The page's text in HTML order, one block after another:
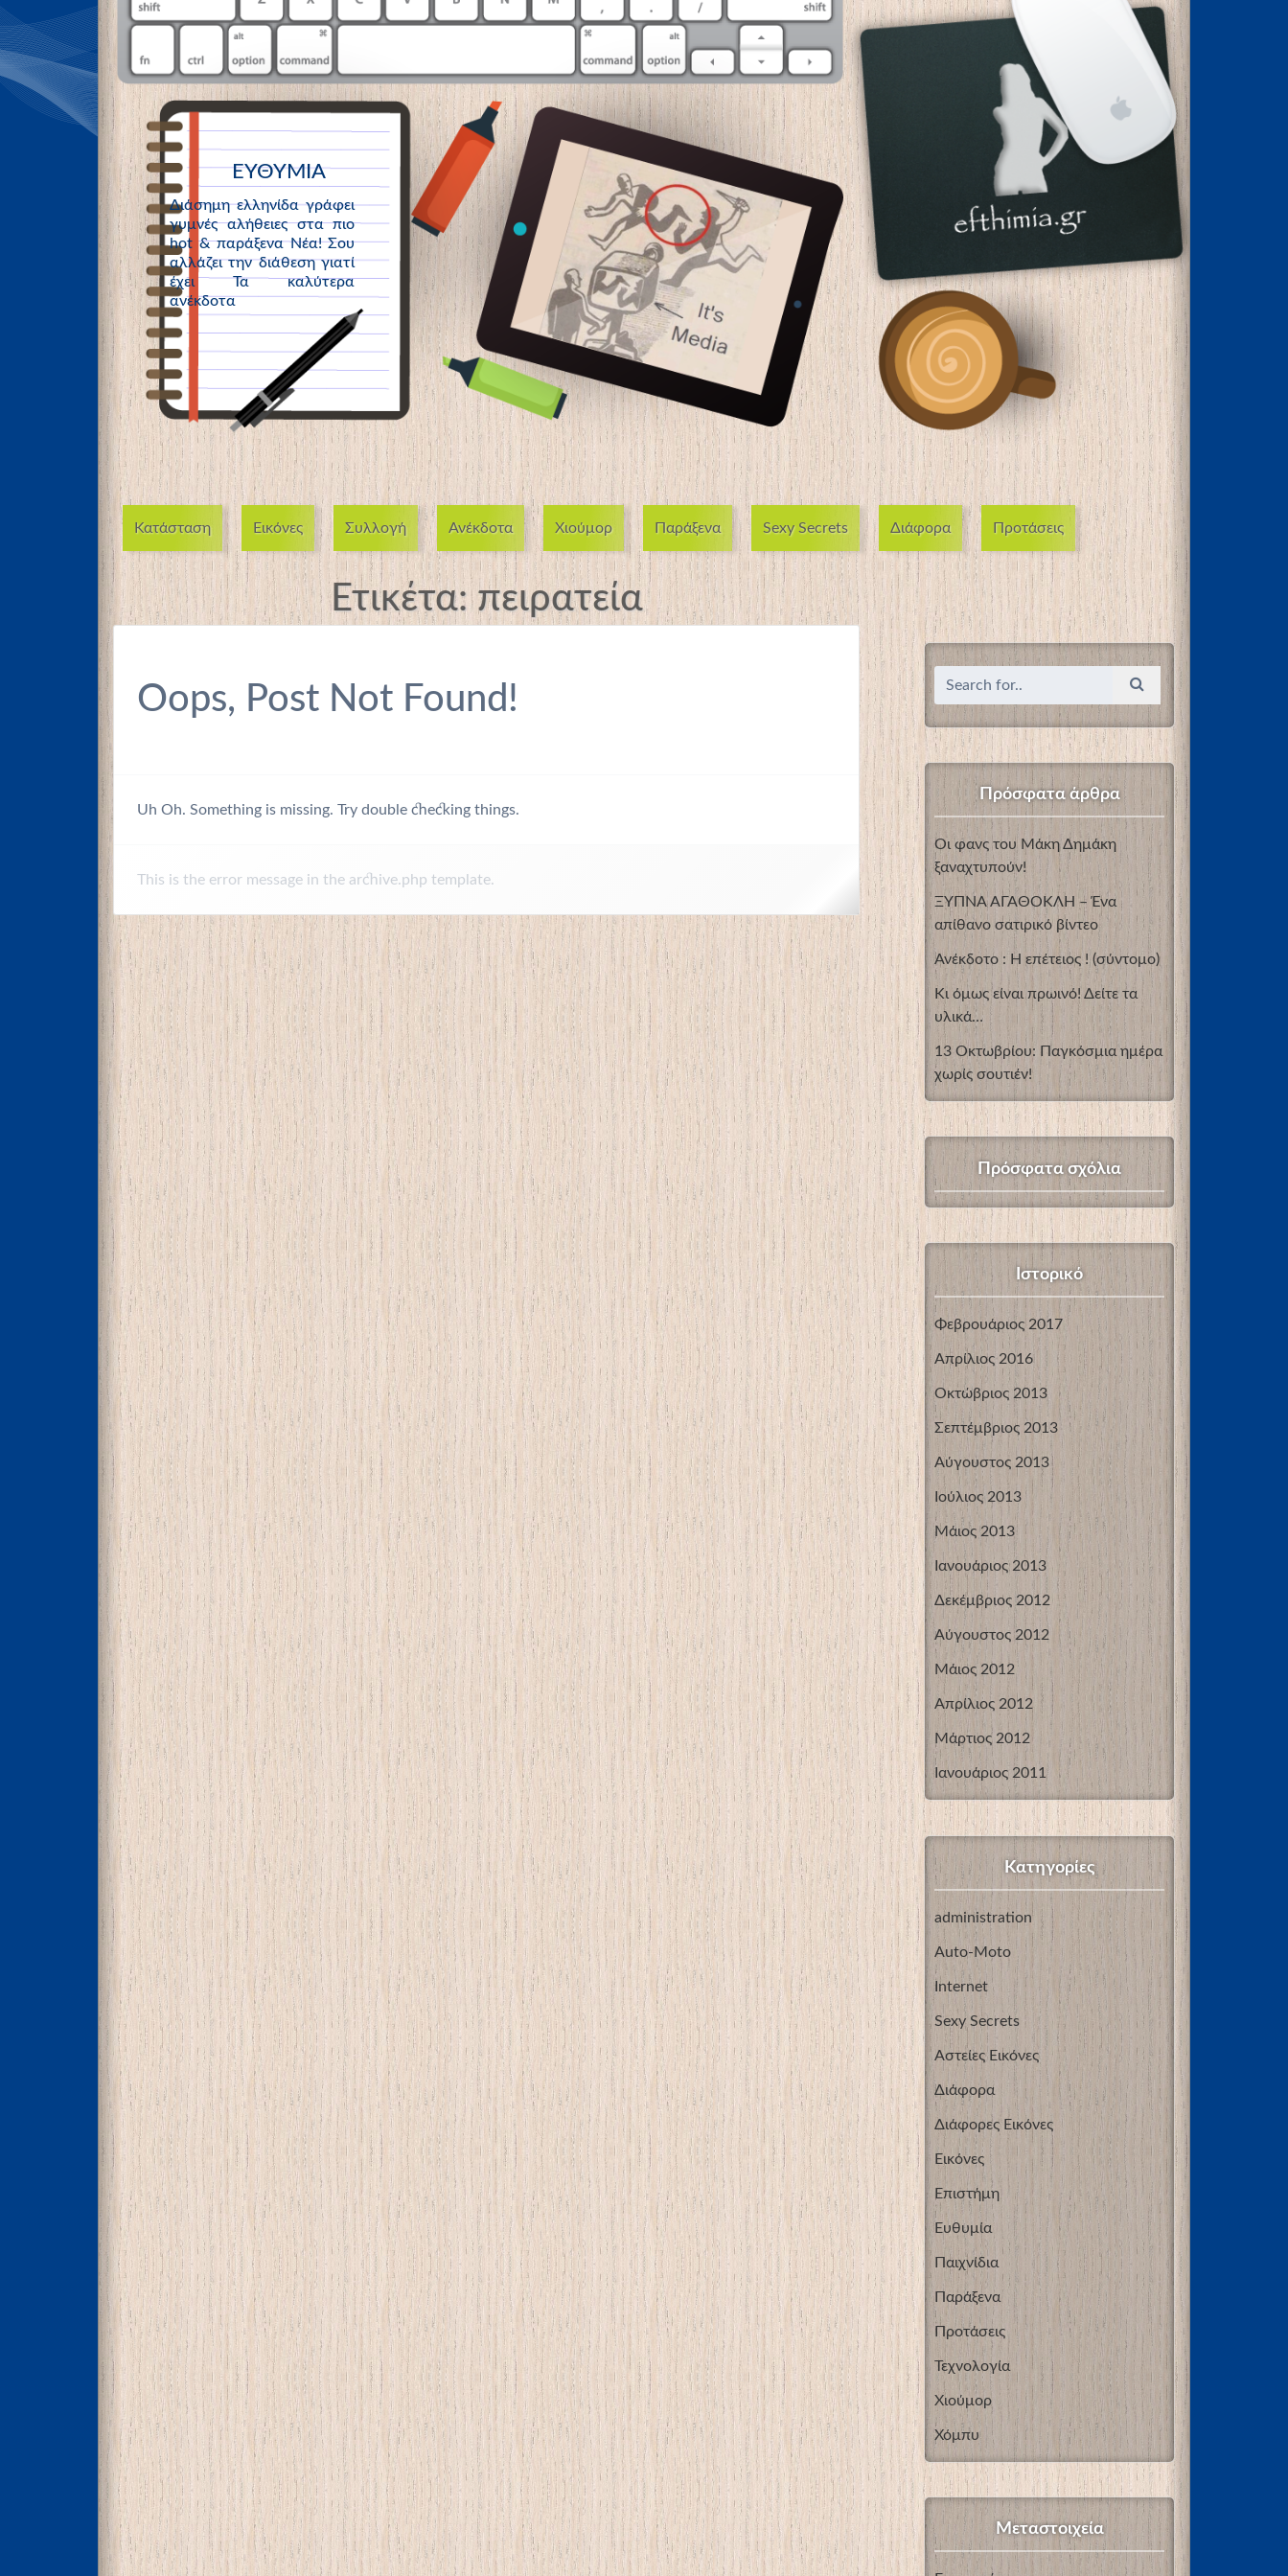
ΕΥΘΥΜΙΑ
Διάσημη ελληνίδα γράφει
γυμνές αλήθειες στα πιο
hot & παράξενα Νέα! Σου
αλλάζει την διάθεση γιατί
έχει Τα καλύτερα
ανέκδοτα
Κατάσταση Εικόνες Συλλογή Ανέκδοτα Χιούμορ Παράξενα Sexy Secrets Διάφορα Προτάσεις
Ετικέτα:πειρατεία
Oops, Post Not Found!
Uh Oh. Something is missing. Try double checking things.
This is the error message in the archive.php template.
Πρόσφατα άρθρα
Οι φανς του Μάκη Δημάκη
ξαναχτυπούν!
ΞΥΠΝΑ ΑΓΑΘΟΚΛΗ – Ένα
απίθανο σατιρικό βίντεο
Ανέκδοτο : Η επέτειος ! (σύντομο)
Κι όμως είναι πρωινό! Δείτε τα
υλικά…
13 Οκτωβρίου: Παγκόσμια ημέρα
χωρίς σουτιέν!
Πρόσφατα σχόλια
Ιστορικό
Φεβρουάριος 2017
Απρίλιος 2016
Οκτώβριος 2013
Σεπτέμβριος 2013
Αύγουστος 2013
Ιούλιος 2013
Μάιος 2013
Ιανουάριος 2013
Δεκέμβριος 2012
Αύγουστος 2012
Μάιος 2012
Απρίλιος 2012
Μάρτιος 2012
Ιανουάριος 2011
Kατηγορίες
administration
Auto-Moto
Internet
Sexy Secrets
Αστείες Εικόνες
Διάφορα
Διάφορες Εικόνες
Εικόνες
Επιστήμη
Ευθυμία
Παιχνίδια
Παράξενα
Προτάσεις
Τεχνολογία
Χιούμορ
Χόμπυ
Μεταστοιχεία